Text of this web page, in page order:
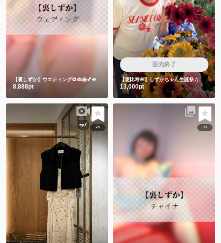
【裏しずか】ウエディング🌻👰㊙️💕💋
8,888pt
販売終了
【恵比寿🌸】しずかちゃん生誕祭カラオケ会🎤飲み放題付き
13,000pt
20 21